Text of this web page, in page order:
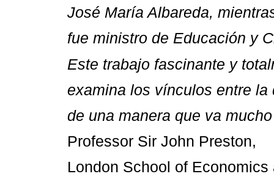
José María Albareda,
fue ministro de Educación y
Este trabajo fascinante y
examina los vínculos entre
de una manera que va
Professor Sir John Preston,
London School of